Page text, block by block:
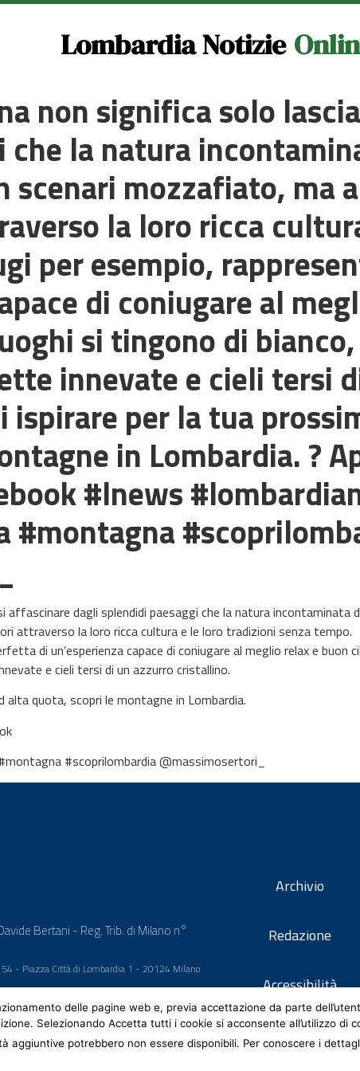
Lombardia Notizie
non significa solo
che la natura
mozzafiato, ma
la loro ricca
per esempio,
di coniugare al
si tingono di
innevate e cieli tersi
per la tua
in Lombardia. ?
#lnews
#montagna
affascinare dagli splendidi paesaggi che la natura
attraverso la loro ricca cultura e le loro tradizioni senza tempo.
di un’esperienza capace di coniugare al meglio relax e buon
e cieli tersi di un azzurro cristallino.
alta quota, scopri le montagne in Lombardia.
#scoprilombardia @massimosertori_
Bertani - Reg. Trib. di Milano n°
- Piazza Città di Lombardia 1 - 20124 Milano
Archivio
Redazione
Accessibilità
delle pagine web e, previa accettazione da parte
Selezionando Accetta tutti i cookie si acconsente all’utilizzo
aggiuntive potrebbero non essere disponibili. Per conoscere i